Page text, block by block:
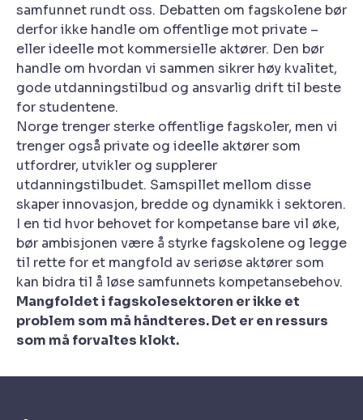
samfunnet rundt oss. Debatten om fagskolene bør
derfor ikke handle om offentlige mot private –
eller ideelle mot kommersielle aktører. Den bør
handle om hvordan vi sammen sikrer høy kvalitet,
gode utdanningstilbud og ansvarlig drift til beste
for studentene.
Norge trenger sterke offentlige fagskoler, men vi
trenger også private og ideelle aktører som
utfordrer, utvikler og supplerer
utdanningstilbudet. Samspillet mellom disse
skaper innovasjon, bredde og dynamikk i sektoren.
I en tid hvor behovet for kompetanse bare vil øke,
bør ambisjonen være å styrke fagskolene og legge
til rette for et mangfold av seriøse aktører som
kan bidra til å løse samfunnets kompetansebehov.
Mangfoldet i fagskolesektoren er ikke et
problem som må håndteres. Det er en ressurs
som må forvaltes klokt.